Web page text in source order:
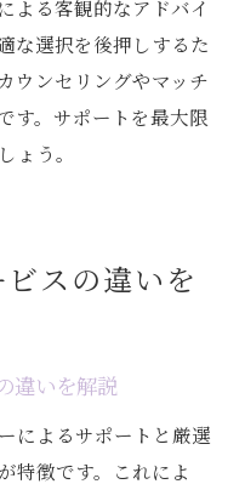
よる客観的なアドバイ
な選択を後押しするた
ウンセリングやマッチ
す。サポートを最大限
ょう。
スの違いを
違いを解説
によるサポートと厳選
特徴です。これによ